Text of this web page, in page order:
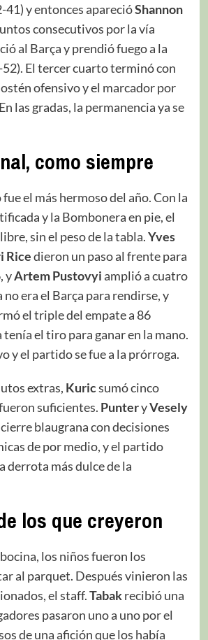
41) y entonces aparecióShannon
consecutivos por la vía
al Barça y prendió fuego a la
El tercer cuarto terminó con
ofensivo y el marcador por
las gradas, la permanencia ya se
como siempre
el más hermoso del año. Con la
y la Bombonera en pie, el
sin el peso de la tabla.Yves
Ricedieron un paso al frente para
yArtem Pustovyiamplió a cuatro
no era el Barça para rendirse, y
el triple del empate a 86
tenía el tiro para ganar en la mano.
y el partido se fue a la prórroga.
extras, Kuricsumó cinco
suficientes. PunteryVesely
blaugrana con decisiones
de por medio, y el partido
derrota más dulce de la
los que creyeron
los niños fueron los
al parquet. Después vinieron las
el staff.Tabakrecibió una
pasaron uno a uno por el
de una afición que los había